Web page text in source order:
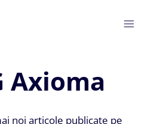
Axioma
noi articole publicate pe